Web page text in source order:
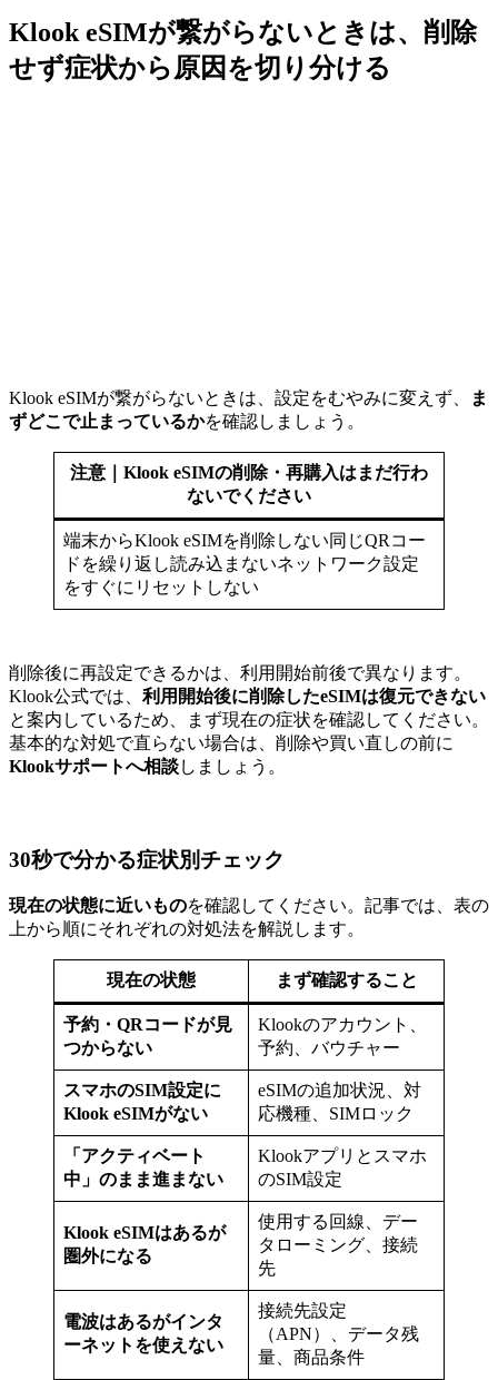
Klook eSIMが繋がらないときは、削除
せず症状から原因を切り分ける
Klook eSIMが繋がらないときは、設定をむやみに変えず、
ま
ずどこで止まっているかを確認しましょう。
注意｜Klook eSIMの削除・再購入はまだ行わ
ないでください
端末からKlook eSIMを削除しない同じQRコー
ドを繰り返し読み込まないネットワーク設定
をすぐにリセットしない
削除後に再設定できるかは、利用開始前後で異なります。
Klook公式では、 利用開始後に削除したeSIMは復元できない
と案内しているため、まず現在の症状を確認してください。
基本的な対処で直らない場合は、削除や買い直しの前に
Klookサポートへ相談しましょう。
30秒で分かる症状別チェック
現在の状態に近いものを確認してください。記事では、表の
上から順にそれぞれの対処法を解説します。
現在の状態 まず確認すること
予約・QRコードが見
つからない
Klookのアカウント、
予約、バウチャー
スマホのSIM設定に
Klook eSIMがない
eSIMの追加状況、対
応機種、SIMロック
「アクティベート
中」のまま進まない
Klookアプリとスマホ
のSIM設定
Klook eSIMはあるが
圏外になる
使用する回線、デー
タローミング、接続
先
電波はあるがインタ
ーネットを使えない
接続先設定
（APN）、データ残
量、商品条件